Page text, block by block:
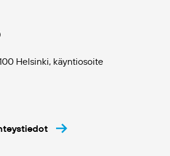
Helsinki, käyntiosoite